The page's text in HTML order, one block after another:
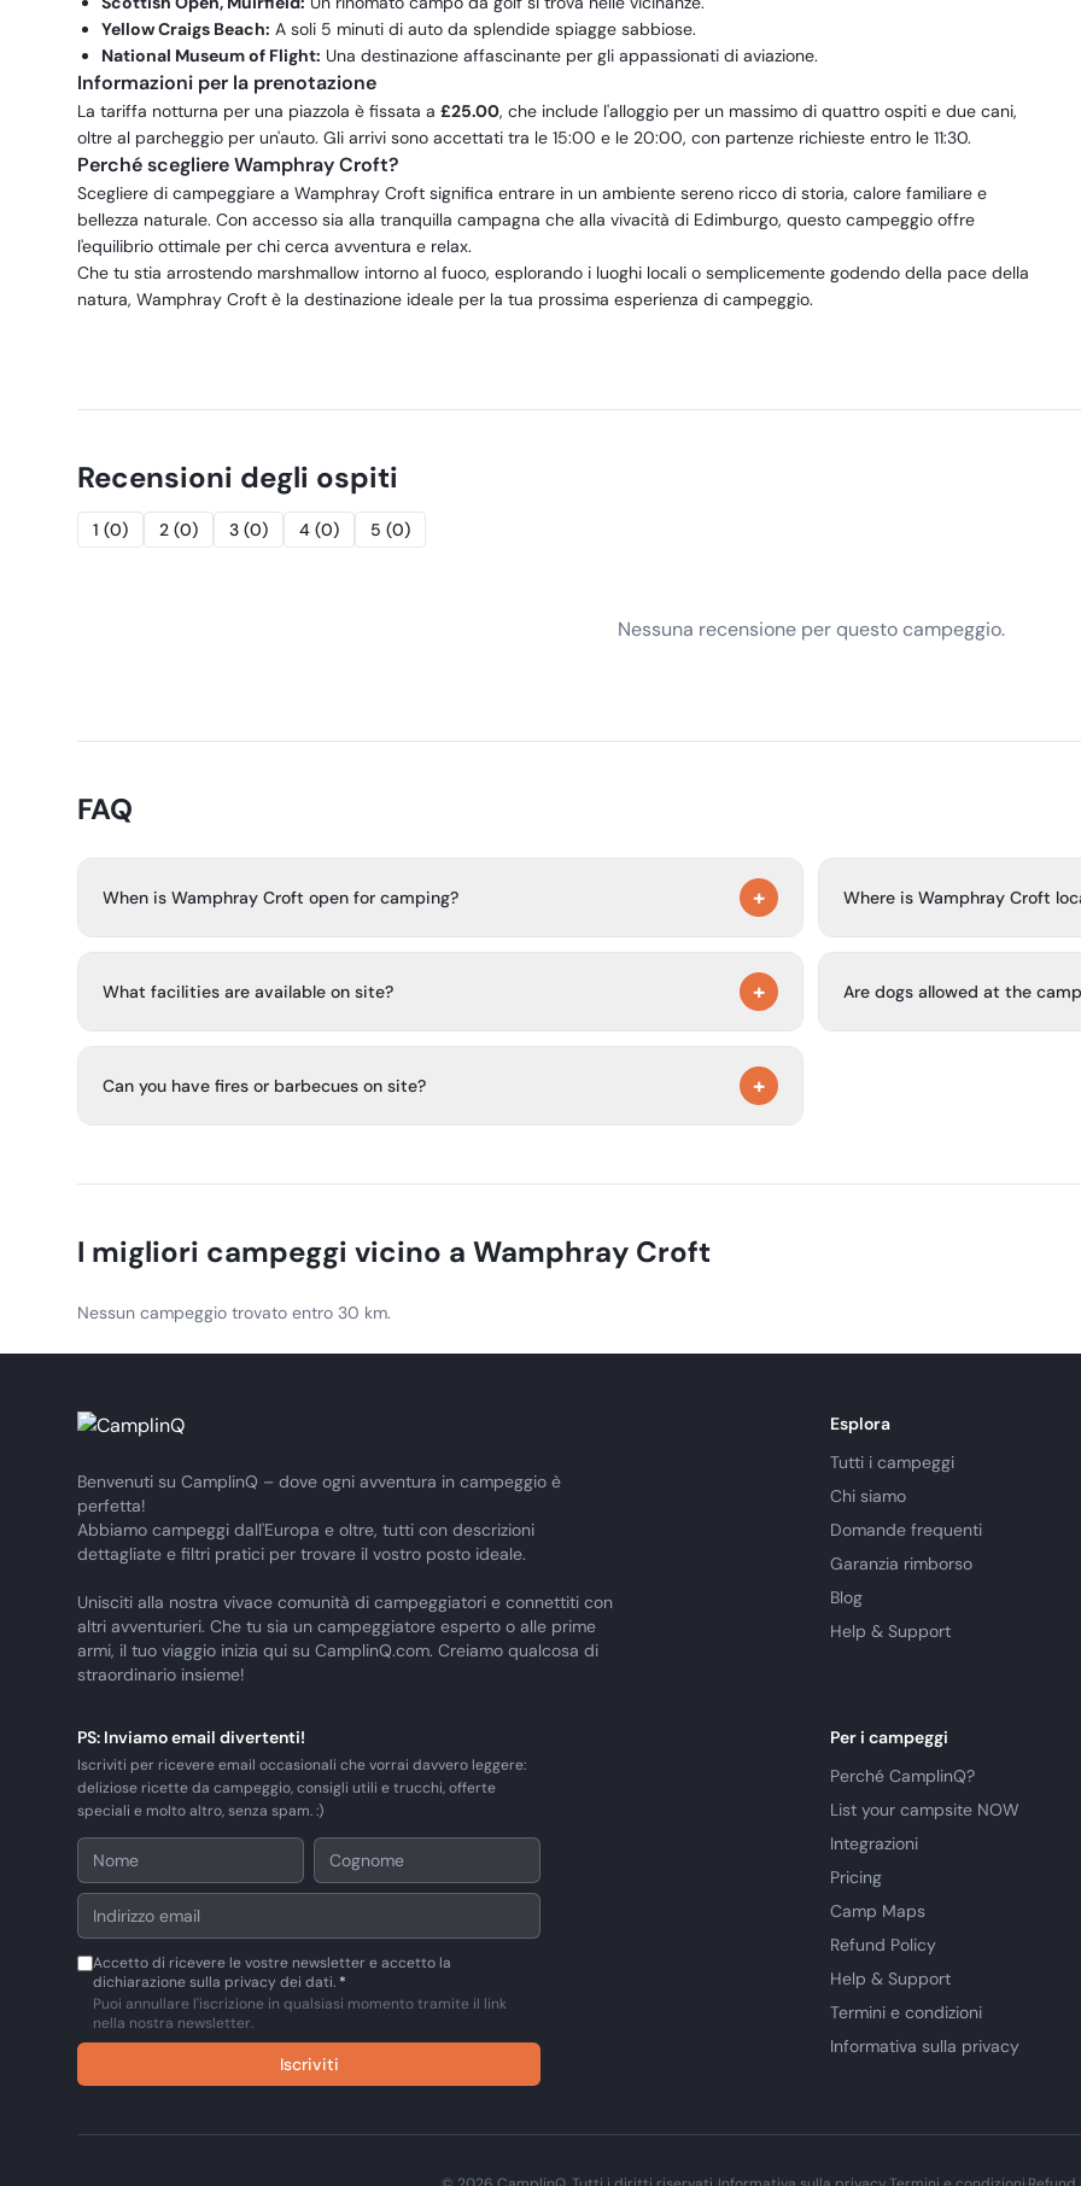
Yellow Craigs Beach: A soli 5 minuti di auto da splendide spiagge sabbiose.
National Museum of Flight: Una destinazione affascinante per gli appassionati di aviazione.
Informazioni per la prenotazione
La tariffa notturna per una piazzola è fissata a £25.00, che include l'alloggio per un massimo di quattro ospiti e due cani,
oltre al parcheggio per un'auto. Gli arrivi sono accettati tra le 15:00 e le 20:00, con partenze richieste entro le 11:30.
Perché scegliere Wamphray Croft?
Scegliere di campeggiare a Wamphray Croft significa entrare in un ambiente sereno ricco di storia, calore familiare e
bellezza naturale. Con accesso sia alla tranquilla campagna che alla vivacità di Edimburgo, questo campeggio offre
l'equilibrio ottimale per chi cerca avventura e relax.
Che tu stia arrostendo marshmallow intorno al fuoco, esplorando i luoghi locali o semplicemente godendo della pace della
natura, Wamphray Croft è la destinazione ideale per la tua prossima esperienza di campeggio.
Recensioni degli ospiti
1 (0) 2 (0) 3 (0) 4 (0) 5 (0)
Nessuna recensione per questo campeggio.
FAQ
When is Wamphray Croft open for camping? + Where is Wamphray Croft
train station is about a 10-
What facilities are available on site? +
3 portable toilets, a basic shower facility, and refuse collection.
Are dogs allowed at the
Can you have fires or barbecues on site?
+
I migliori campeggi vicino a Wamphray Croft
Nessun campeggio trovato entro 30 km.
Benvenuti su CamplinQ – dove ogni avventura in campeggio è
perfetta!
Abbiamo campeggi dall'Europa e oltre, tutti con descrizioni
dettagliate e filtri pratici per trovare il vostro posto ideale.
Unisciti alla nostra vivace comunità di campeggiatori e connettiti con
altri avventurieri. Che tu sia un campeggiatore esperto o alle prime
armi, il tuo viaggio inizia qui su CamplinQ.com. Creiamo qualcosa di
straordinario insieme!
Esplora
Tutti i campeggi
Chi siamo
Domande frequenti
Garanzia rimborso
Blog
Help & Support
PS: Inviamo email divertenti!
Iscriviti per ricevere email occasionali che vorrai davvero leggere:
deliziose ricette da campeggio, consigli utili e trucchi, offerte
speciali e molto altro, senza spam. :)
Accetto di ricevere le vostre newsletter e accetto la
dichiarazione sulla privacy dei dati. *
Puoi annullare l'iscrizione in qualsiasi momento tramite il link
nella nostra newsletter.
Iscriviti
Per i campeggi
Perché CamplinQ?
List your campsite NOW
Integrazioni
Pricing
Camp Maps
Refund Policy
Help & Support
Termini e condizioni
Informativa sulla privacy